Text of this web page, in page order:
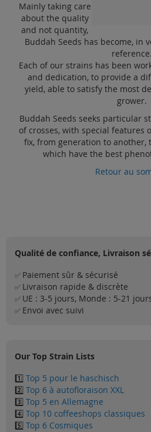
Mainly taking care
about the quality
and not quantity,
Buddah Seeds has become, in
reference.
Each of our strains has been
and dedication, to provide a
yield, able to satisfy the most
grower.
Buddah Seeds seeks particular
of crosses, with special features
fix, from generation to another,
which have the best
Retour au
Qualité de confiance, Livraison
✅ Paiement sûr & sécurisé
✅ Livraison rapide & discrète
✅ UE : 3-5 jours, Monde : 5-21
✅ Envoi avec suivi
Our Top Strain Lists
1️⃣ Top 5 pour le haschisch
2️⃣ Top 6 à autofloraison XXL
3️⃣ Top 5 en Allemagne
4️⃣ Top 10 coffeeshops classiques
5️⃣ Top 6 Cosmiques